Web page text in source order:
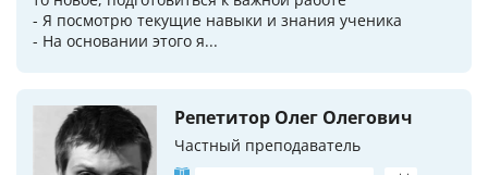
- Я посмотрю текущие навыки и знания ученика
- На основании этого я...
Репетитор Олег Олегович
Частный преподаватель